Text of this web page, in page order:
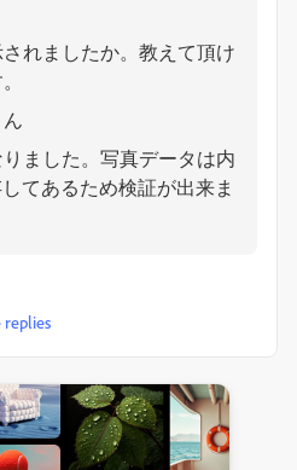
されましたか。教えて頂け
ました。写真データは内
てあるため検証が出来ま
replies